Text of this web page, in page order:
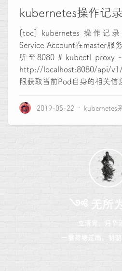
kubernetes操作记
[toc] kubernetes 操作记录
Service Account在master服
听至8080 # kubectl proxy
http://localhost:8080/api/
限获取当前Pod自身的相关信
2019-05-22 kubernetes
༺ 无所
立清宵、月华
一霎荷塘过雨，明朝